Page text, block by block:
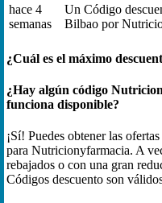
hace 4
semanas
Un Código
Bilbao por
¿Cuál es el máximo
¿Hay algún código
funciona disponible?
¡Sí! Puedes obtener las
para Nutricionyfarmacia. A
rebajados o con una gran
Códigos descuento son